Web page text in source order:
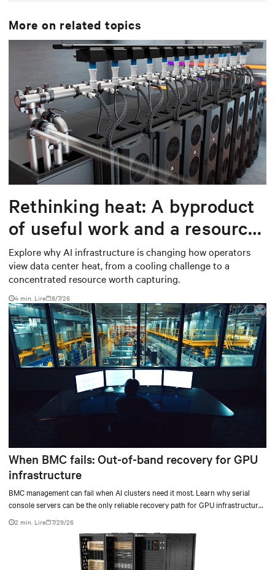
More on related topics
Rethinking heat: A byproduct
of useful work and a resource
worth capturing
Explore why AI infrastructure is changing how operators
view data center heat, from a cooling challenge to a
concentrated resource worth capturing.
4 min. Lire 8/7/26
When BMC fails: Out-of-band recovery for GPU
infrastructure
BMC management can fail when AI clusters need it most. Learn why serial
console servers can be the only reliable recovery path for GPU infrastructure
at scale.
2 min. Lire 7/29/26